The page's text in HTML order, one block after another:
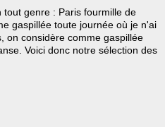
genre : Paris fourmille de
gaspillée toute journée où je n'ai
on considère comme gaspillée
Voici donc notre sélection des